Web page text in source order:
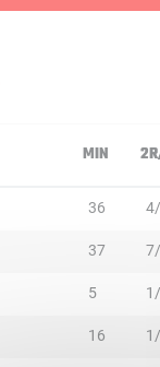
MIN
36
37
5
16